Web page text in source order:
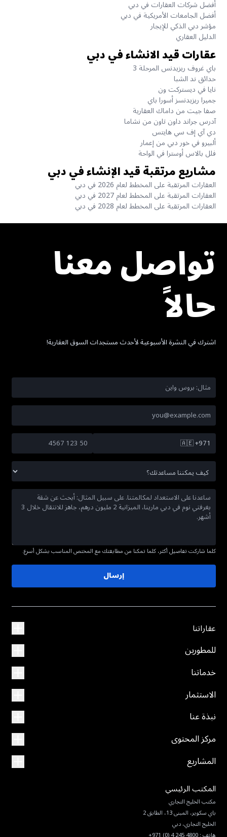
أفضل شركات العقارات في دبي
أفضل الجامعات الأمريكية في دبي
مؤشر دبي الذكي للإيجار
الدليل العقاري
عقارات قيد الانشاء في دبي
باي غروف ريزيدنس المرحلة 3
حدائق ند الشبا
نايا في ديستركت ون
جميرا ريزيدنسز أسورا باي
صفا جيت من داماك العقارية
آدرس جراند داون تاون من نشاما
دي آي إف سي هايتس
ألبيرو في خور دبي من إعمار
فلل بالاس أوسترا في الواحة
مشاريع مرتقبة قيد الإنشاء في دبي
العقارات المرتقبة على المخطط لعام 2026 في دبي
العقارات المرتقبة على المخطط لعام 2027 في دبي
العقارات المرتقبة على المخطط لعام 2028 في دبي
تواصل معنا
حالاً
اشترك في النشرة الأسبوعية لأحدث مستجدات السوق العقارية!
🇦🇪+971
كلما شاركت تفاصيل أكثر، كلما تمكنا من مطابقتك مع المختص المناسب بشكل أسرع.
إرسال
عقاراتنا
للمطورين
خدماتنا
الاستثمار
نبذة عنا
مركز المحتوى
المشاريع
المكتب الرئيسي